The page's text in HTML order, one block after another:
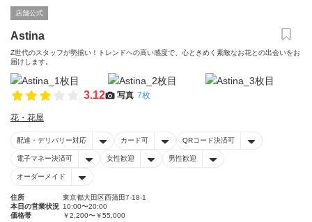
店舗公式
Astina
Z世代のスタッフが勢揃い！トレンドへの高い感度で、心ときめく素敵なお花との出会いをお
届けします。
3.12 写真 7枚
花・花屋
配達・デリバリー対応 カード可 QRコード決済可
電子マネー決済可 女性歓迎 男性歓迎
オーダーメイド
住所
東京都大田区西蒲田7-18-1
本日の営業状況 10:00〜20:00
価格帯
￥2,200〜￥55,000